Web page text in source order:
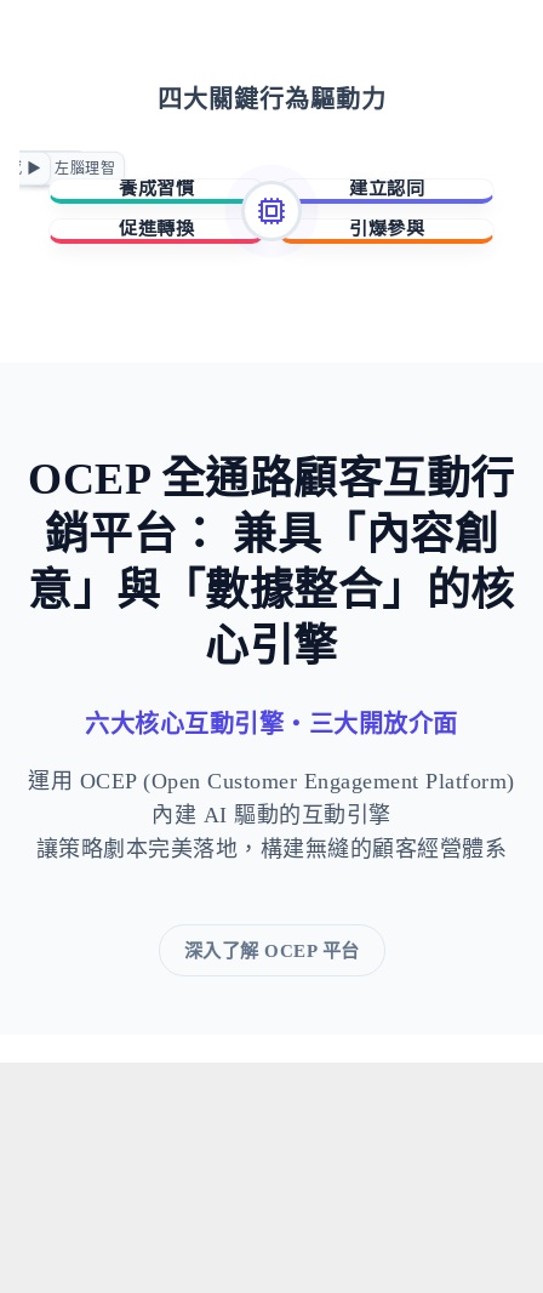
四大關鍵行為驅動力
正向賦能
急迫驅動
◀ 左腦理智
感 ▶
養成習慣
擁有與成就
建立認同
歸屬與賦能
促進轉換 引爆參與
OCEP 全通路顧客互動行
銷平台： 兼具「內容創
意」與「數據整合」的核
心引擎
六大核心互動引擎・三大開放介面
運用 OCEP (Open Customer Engagement Platform)
內建 AI 驅動的互動引擎
讓策略劇本完美落地，構建無縫的顧客經營體系
深入了解 OCEP 平台